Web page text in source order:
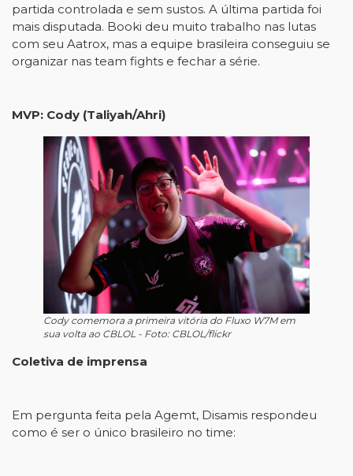
partida controlada e sem sustos. A última partida foi
mais disputada. Booki deu muito trabalho nas lutas
com seu Aatrox, mas a equipe brasileira conseguiu se
organizar nas team fights e fechar a série.
MVP: Cody (Taliyah/Ahri)
Cody comemora a primeira vitória do Fluxo W7M em
sua volta ao CBLOL - Foto: CBLOL/flickr
Coletiva de imprensa
Em pergunta feita pela Agemt, Disamis respondeu
como é ser o único brasileiro no time: